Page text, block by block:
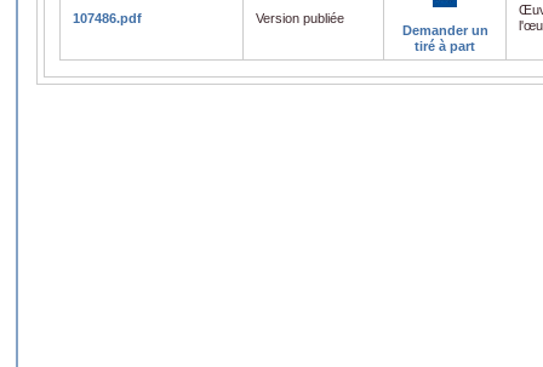
107486.pdf
Version publiée
Demander un
tiré à part